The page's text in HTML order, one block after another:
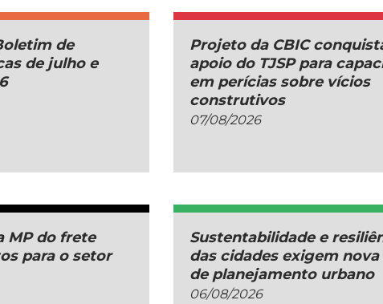
de
de julho e
Projeto da CBIC
apoio do TJSP para
em perícias sobre vícios
construtivos
07/08/2026
MP do frete
para o setor
Sustentabilidade e
das cidades exigem nova
de planejamento urbano
06/08/2026